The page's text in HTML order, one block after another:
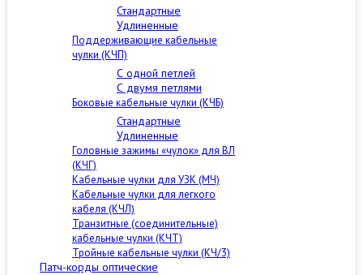
Стандартные
Удлиненные
Поддерживающие кабельные
чулки (КЧП)
С одной петлей
С двумя петлями
Боковые кабельные чулки (КЧБ)
Стандартные
Удлиненные
Головные зажимы «чулок» для ВЛ
(КЧГ)
Кабельные чулки для УЗК (МЧ)
Кабельные чулки для легкого
кабеля (КЧЛ)
Транзитные (соединительные)
кабельные чулки (КЧТ)
Тройные кабельные чулки (КЧ/3)
Патч-корды оптические